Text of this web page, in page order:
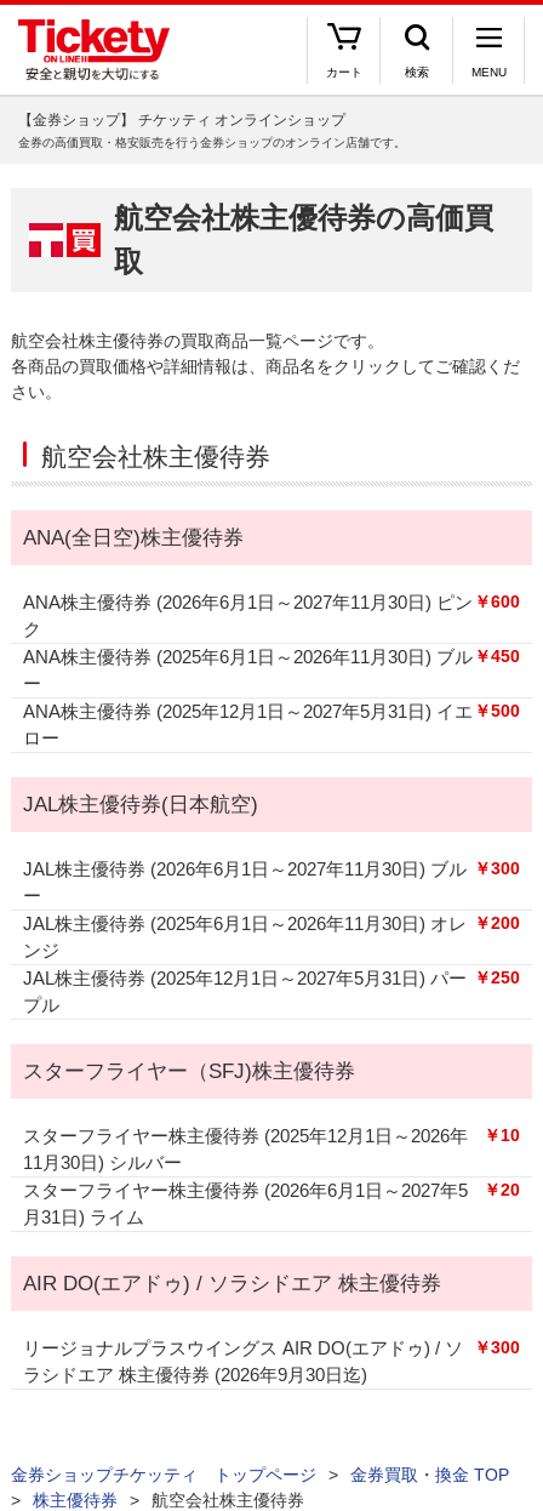
カート 検索 MENU
【金券ショップ】 チケッティ オンラインショップ
金券の高価買取・格安販売を行う金券ショップのオンライン店舗です。
航空会社株主優待券の高価買
取
航空会社株主優待券の買取商品一覧ページです。
各商品の買取価格や詳細情報は、商品名をクリックしてご確認くだ
さい。
航空会社株主優待券
ANA(全日空)株主優待券
ANA株主優待券 (2026年6月1日～2027年11月30日) ピン
ク
￥600
ANA株主優待券 (2025年6月1日～2026年11月30日) ブル
ー
￥450
ANA株主優待券 (2025年12月1日～2027年5月31日) イエ
ロー
￥500
JAL株主優待券(日本航空)
JAL株主優待券 (2026年6月1日～2027年11月30日) ブル
ー
￥300
JAL株主優待券 (2025年6月1日～2026年11月30日) オレ
ンジ
￥200
JAL株主優待券 (2025年12月1日～2027年5月31日) パー
プル
￥250
スターフライヤー（SFJ)株主優待券
スターフライヤー株主優待券 (2025年12月1日～2026年
11月30日) シルバー
￥10
スターフライヤー株主優待券 (2026年6月1日～2027年5
月31日) ライム
￥20
AIR DO(エアドゥ) / ソラシドエア 株主優待券
リージョナルプラスウイングス AIR DO(エアドゥ) / ソ
ラシドエア 株主優待券 (2026年9月30日迄)
￥300
金券ショップチケッティ トップページ >
金券買取・換金 TOP
>
株主優待券 >
航空会社株主優待券